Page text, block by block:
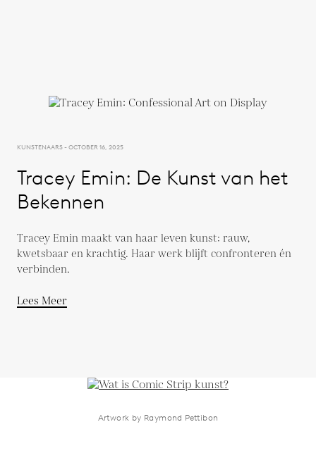
KUNSTENAARS - OCTOBER 16, 2025
Tracey Emin: De Kunst van het
Bekennen
Tracey Emin maakt van haar leven kunst: rauw,
kwetsbaar en krachtig. Haar werk blijft confronteren én
verbinden.
Lees Meer
Artwork by Raymond Pettibon